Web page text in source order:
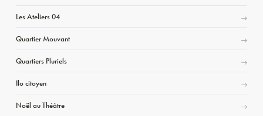
Les Ateliers 04
Quartier Mouvant
Quartiers Pluriels
Ilo citoyen
Noël au Théâtre